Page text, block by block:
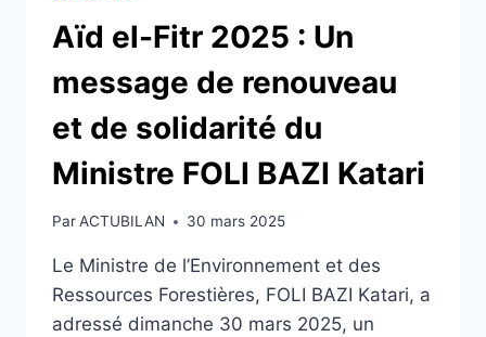
Aïd el-Fitr 2025 : Un
message de renouveau
et de solidarité du
Ministre FOLI BAZI Katari
ParACTUBILAN 30 mars 2025
Le Ministre de l’Environnement et des
Ressources Forestières, FOLI BAZI Katari, a
adressé dimanche 30 mars 2025, un